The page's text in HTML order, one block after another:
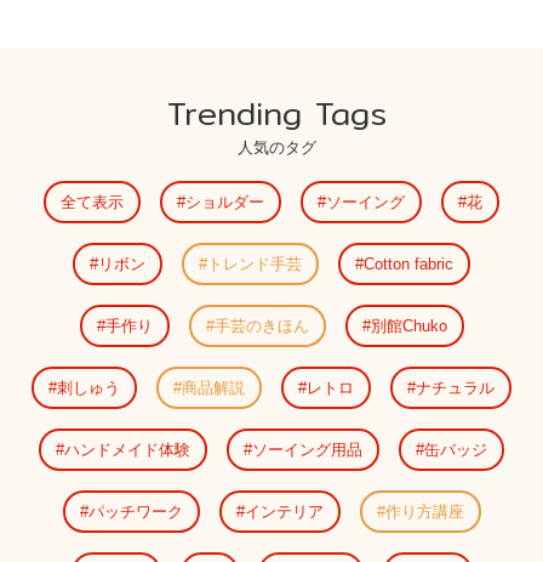
Trending Tags
人気のタグ
全て表示 ショルダー ソーイング 花
リボン トレンド手芸 Cotton fabric
手作り 手芸のきほん 別館Chuko
刺しゅう 商品解説 レトロ ナチュラル
ハンドメイド体験 ソーイング用品 缶バッジ
パッチワーク インテリア 作り方講座